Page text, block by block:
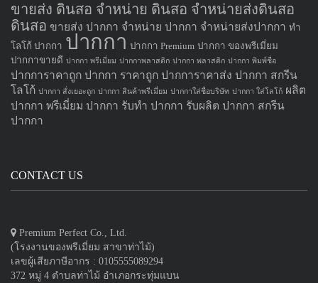
ขายส่ง ดินสอ จำหน่าย ดินสอ จำหน่ายส่งดินสอ
ดินสอ ขายส่ง ปากกา จำหน่าย ปากกา จำหน่ายส่งปากกา ทำ
โลโก้ ปากกา ปากกา ปากกา Premium ปากกา ของพรีเมี่ยม
ปากกาขายดี ปากกา พรีเมี่ยม ปากกาพลาสติก ปากกา พลาสติก ปากกา พิมพ์ชื่อ
ปากการาคาถูก ปากกา ราคาถูก ปากการาคาส่ง ปากกา สกรีน
โลโก้ ปากกา สั่งเยอะถูก ปากกา สินค้าพรีเมี่ยม ปากกาใส่ชื่อบริษัท ปากกา ใส่โลโก้ ผลิต
ปากกา พรีเมี่ยม ปากกา รับทำ ปากกา รับผลิต ปากกา สกรีน
ปากกา
CONTACT US
Premium Perfect Co., Ltd.
(โรงงานของพรีเมี่ยม สาขาท่าไม้)
เลขผู้เสียภาษีอากร : 0105555089294
372 หมู่ 4 ตำบลท่าไม้ อำเภอกระทุ่มแบน